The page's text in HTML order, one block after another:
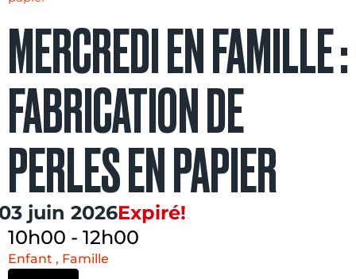
MERCREDI EN FAMILLE :
FABRICATION DE
PERLES EN PAPIER
juin 2026Expiré!
10h00 - 12h00
Enfant , Famille